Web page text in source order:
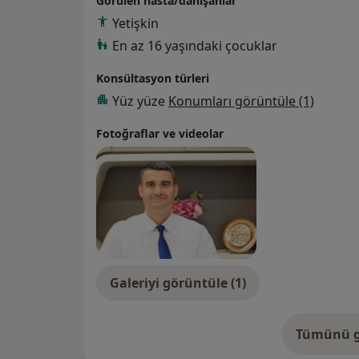
2018 yılından itibaren Memorial
Yetişkin
En az 16 yaşındaki çocuklar
Konsültasyon türleri
Yüz yüze Konumları görüntüle (1)
Fotoğraflar ve videolar
Galeriyi görüntüle (1)
Tümünü